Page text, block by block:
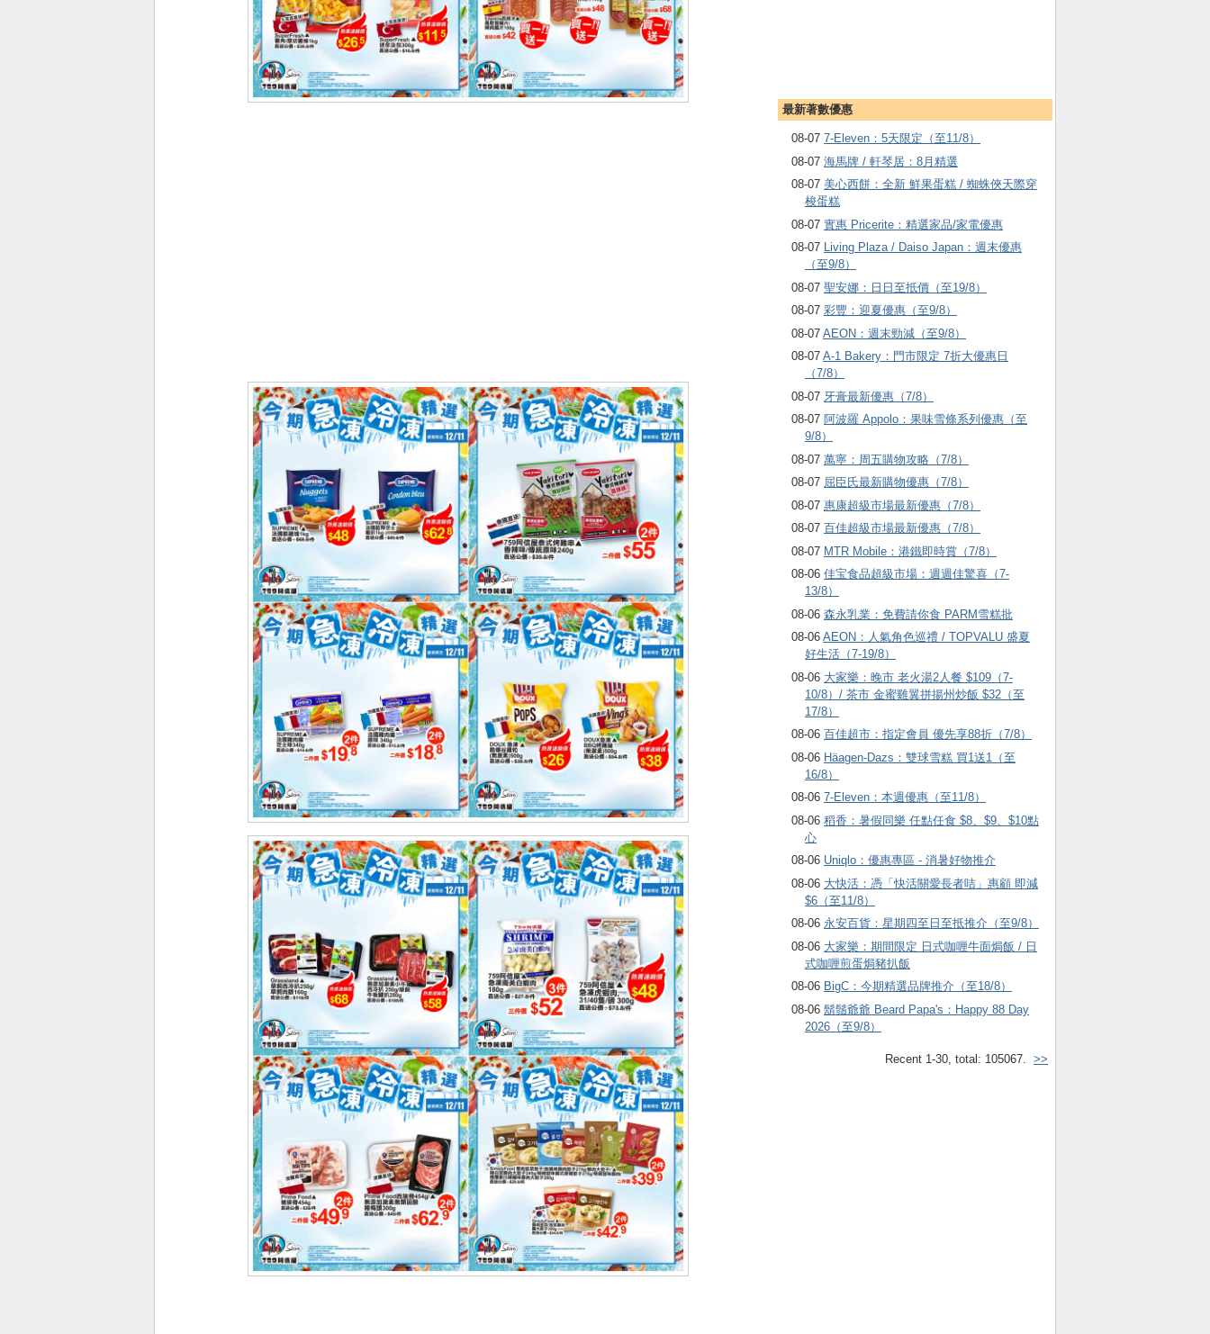
最新著數優惠
08-07 7-Eleven：5天限定（至11/8）
08-07 海馬牌 / 軒琴居：8月精選
08-07 美心西餅：全新 鮮果蛋糕 / 蜘蛛俠天際穿
梭蛋糕
08-07 實惠 Pricerite：精選家品/家電優惠
08-07 Living Plaza / Daiso Japan：週末優惠
（至9/8）
08-07 聖安娜：日日至抵價（至19/8）
08-07 彩豐：迎夏優惠（至9/8）
08-07 AEON：週末勁減（至9/8）
08-07 A-1 Bakery：門市限定 7折大優惠日
（7/8）
08-07 牙膏最新優惠（7/8）
08-07 阿波羅 Appolo：果味雪條系列優惠（至
9/8）
08-07 萬寧：周五購物攻略（7/8）
08-07 屈臣氏最新購物優惠（7/8）
08-07 惠康超級市場最新優惠（7/8）
08-07 百佳超級市場最新優惠（7/8）
08-07 MTR Mobile：港鐵即時賞（7/8）
08-06 佳宝食品超級市場：週週佳驚喜（7-
13/8）
08-06 森永乳業：免費請你食 PARM雪糕批
08-06 AEON：人氣角色巡禮 / TOPVALU 盛夏
好生活（7-19/8）
08-06 大家樂：晚市 老火湯2人餐 $109（7-
10/8）/ 茶市 金蜜雞翼拼揚州炒飯 $32（至
17/8）
08-06 百佳超市：指定會員 優先享88折（7/8）
08-06 Häagen-Dazs ：雙球雪糕 買1送1（至
16/8）
08-06 7-Eleven：本週優惠（至11/8）
08-06 稻香：暑假同樂 任點任食 $8、$9、$10點
心
08-06 Uniqlo：優惠專區 - 消暑好物推介
08-06 大快活：憑「快活關愛長者咭」惠顧 即減
$6（至11/8）
08-06 永安百貨：星期四至日至抵推介（至9/8）
08-06 大家樂：期間限定 日式咖喱牛面焗飯 / 日
式咖喱煎蛋焗豬扒飯
08-06 BigC：今期精選品牌推介（至18/8）
08-06 鬍鬚爺爺 Beard Papa's：Happy 88 Day
2026（至9/8）
Recent 1-30, total: 105067. >>